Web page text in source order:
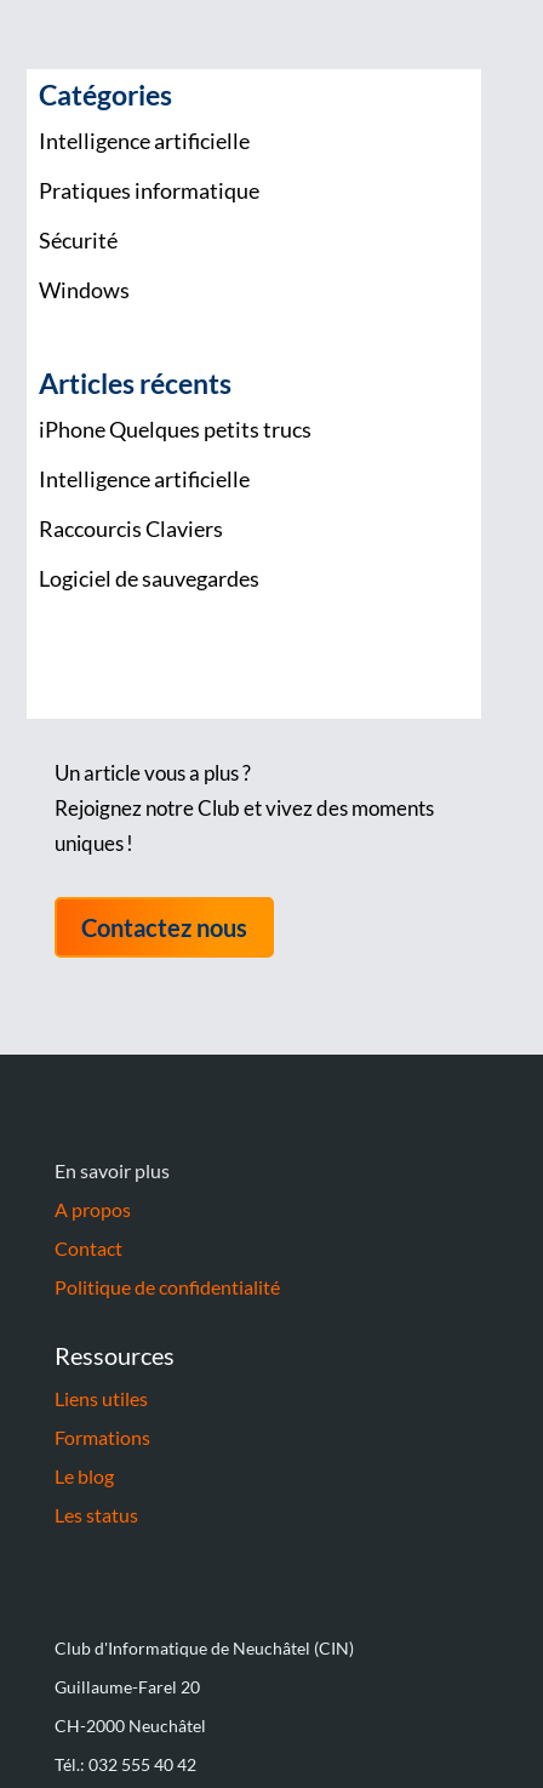
Catégories
Intelligence artificielle
Pratiques informatique
Sécurité
Windows
Articles récents
iPhone Quelques petits trucs
Intelligence artificielle
Raccourcis Claviers
Logiciel de sauvegardes
Un article vous a plus ?
Rejoignez notre Club et vivez des moments
uniques !
Contactez nous
En savoir plus
A propos
Contact
Politique de confidentialité
Ressources
Liens utiles
Formations
Le blog
Les status
Club d'Informatique de Neuchâtel (CIN)
Guillaume-Farel 20
CH-2000 Neuchâtel
Tél.: 032 555 40 42